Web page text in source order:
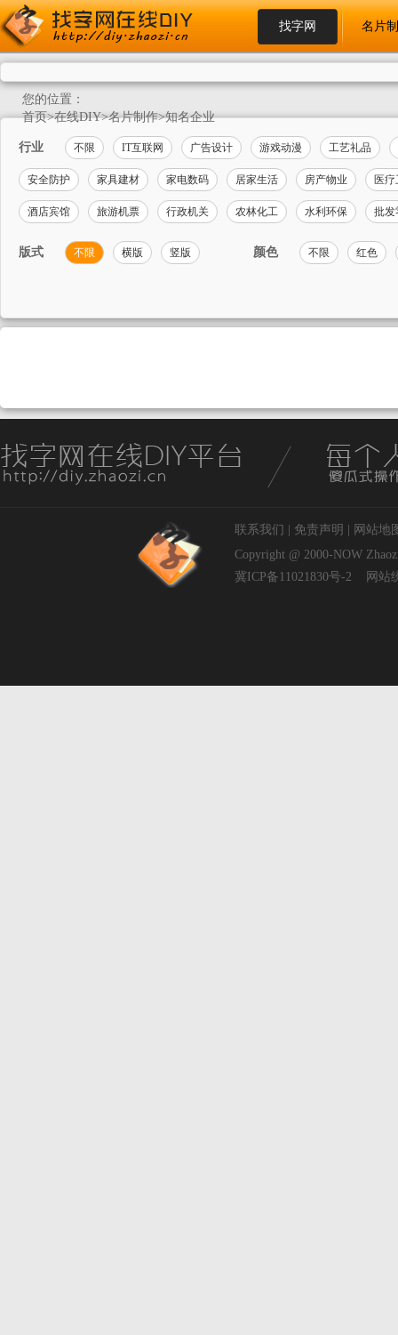
找字网 名片
您的位置：
首页>在线DIY>名片制作>知名企业
行业 不限 IT互联网 广告设计 游戏动漫 工艺礼品
安全防护 家具建材 家电数码 居家生活 房产物业 医
酒店宾馆 旅游机票 行政机关 农林化工 水利环保 批发
版式 不限 横版 竖版 颜色 不限 红色
联系我们 免责声明
网站地
Copyright @ 2000-NOW
冀ICP备11021830号-2
网站